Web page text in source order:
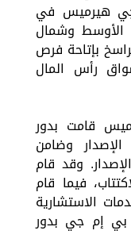
چي هيرميس في
وشمال
بإتاحة فرص
رأس المال
قامت بدور
وضامن
وقد قام
فيما قام
الاستشارية
بي إم جي بدور